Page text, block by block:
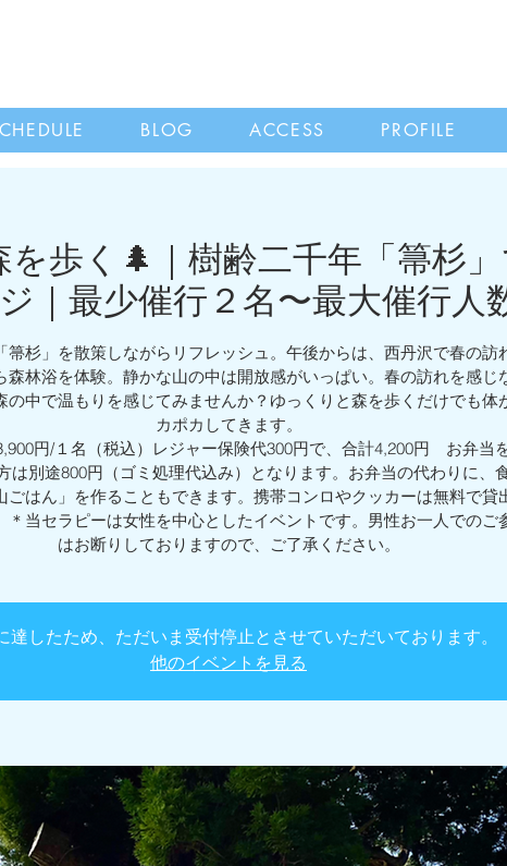
BLOG ACCESS PROFILE
を歩く🌲｜樹齢二千年「箒杉
｜最少催行２名〜最大催行人
箒杉」を散策しながらリフレッシュ。午後からは、西丹沢で春の訪
森林浴を体験。静かな山の中は開放感がいっぱい。春の訪れを感じ
の中で温もりを感じてみませんか？ゆっくりと森を歩くだけでも体
カポカしてきます。
円/１名（税込）レジャー保険代300円で、合計4,200円 お弁当
は別途800円（ゴミ処理代込み）となります。お弁当の代わりに、
ごはん」を作ることもできます。携帯コンロやクッカーは無料で貸
＊当セラピーは女性を中心としたイベントです。男性お一人でのご
はお断りしておりますので、ご了承ください。
達したため、ただいま受付停止とさせていただいております。
他のイベントを見る